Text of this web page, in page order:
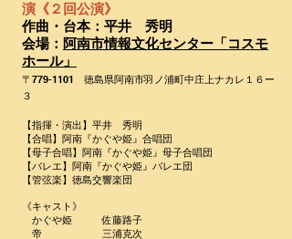
演《２回公演》
作曲・台本：平井 秀明
会場： 阿南市情報文化センター「コスモ
ホール」
〒779-1101 徳島県阿南市羽ノ浦町中庄上ナカレ１６ー
３
【指揮・演出】平井 秀明
【合唱】阿南『かぐや姫』合唱団
【母子合唱】阿南『かぐや姫』母子合唱団
【バレエ】阿南『かぐや姫』バレエ団
【管弦楽】徳島交響楽団
《キャスト》
かぐや姫 佐藤路子
帝 三浦克次